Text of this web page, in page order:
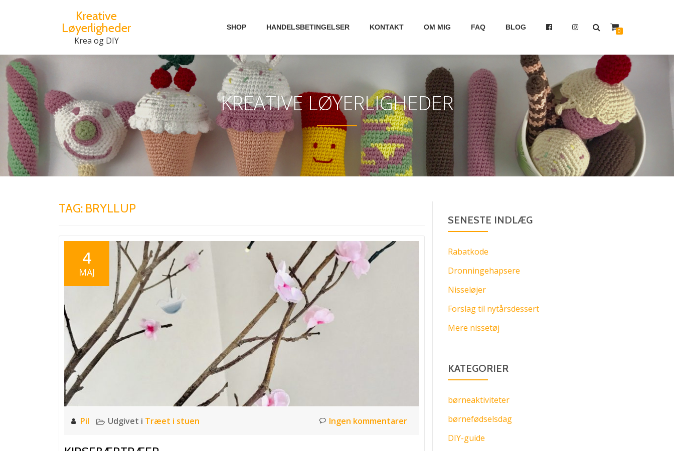
indhold
Kreative
Løyerligheder
Krea og DIY
SHOP HANDELSBETINGELSER KONTAKT OM MIG FAQ BLOG 0
KREATIVE LØYERLIGHEDER
TAG: BRYLLUP
4
MAJ
Pil Udgivet i Træet i stuen Ingen kommentarer
SENESTE INDLÆG
Rabatkode
Dronningehapsere
Nisseløjer
Forslag til nytårsdessert
Mere nissetøj
KATEGORIER
børneaktiviteter
børnefødselsdag
DIY-guide